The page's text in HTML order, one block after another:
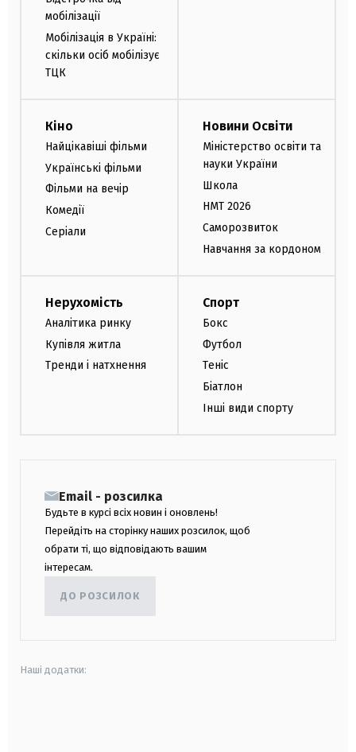
мобілізації
Мобілізація в Україні:
скільки осіб мобілізує
ТЦК
Кіно
Найцікавіші фільми
Українські фільми
Фільми на вечір
Комедії
Серіали
Новини Освіти
Міністерство освіти та
науки України
Школа
НМТ 2026
Саморозвиток
Навчання за кордоном
Нерухомість
Аналітика ринку
Купівля житла
Тренди і натхнення
Спорт
Бокс
Футбол
Теніс
Біатлон
Інші види спорту
Email - розсилка
Будьте в курсі всіх новин і оновлень!
Перейдіть на сторінку наших розсилок, щоб
обрати ті, що відповідають вашим
інтересам.
ДО РОЗСИЛОК
Наші додатки: